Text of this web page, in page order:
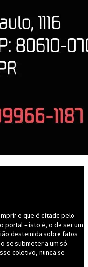
e que é ditado pelo
portal – isto é, o de ser um
destemida sobre fatos
se submeter a um só
coletivo, nunca se